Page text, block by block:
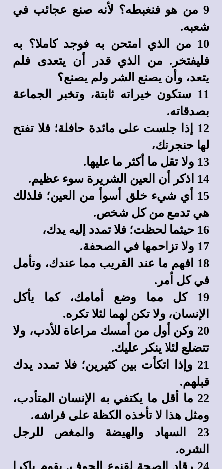
9 من هو فنغبطه؟ لأنه صنع عجائب في
شعبه.
10 من الذي امتحن به فوجد كاملا؟ به
فليفتخر. من الذي قدر أن يتعدى فلم
يتعد، وأن يصنع الشر ولم يصنع؟
11 ستكون خيراته ثابتة، وتخبر الجماعة
بصدقاته.
12 إذا جلست على مائدة حافلة؛ فلا تفتح
لها حنجرتك،
13 ولا تقل ما أكثر ما عليها.
14 اذكر أن العين الشريرة سوء عظيم.
15 أي شيء خلق أسوأ من العين؛ فلذلك
هي تدمع من كل شخص.
16 حيثما لحظت؛ فلا تمدد إليه يدك،
17 ولا تزاحمها في الصحفة.
18 افهم ما عند القريب مما عندك، وتأمل
في كل أمر.
19 كل مما وضع أمامك، كما يأكل
الإنسان، ولا تكن لهما لئلا تكره.
20 وكن أول من أمسك مراعاة للأدب، ولا
تتضلع لئلا ينكر عليك.
21 وإذا اتكأت بين كثيرين؛ فلا تمدد يدك
قبلهم.
22 ما أقل ما يكتفي به الإنسان المتأدب،
ومثل هذا لا تأخذه الكظة على فراشه.
23 السهاد والهيضة والمغص للرجل
الشره.
24 رقاد الصحة لقنوع الجوف. يقوم باكرا